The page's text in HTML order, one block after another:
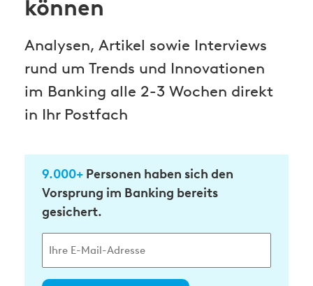
können
Analysen, Artikel sowie Interviews
rund um Trends und Innovationen
im Banking alle 2-3 Wochen direkt
in Ihr Postfach
9.000+ Personen haben sich den
Vorsprung im Banking bereits
gesichert.